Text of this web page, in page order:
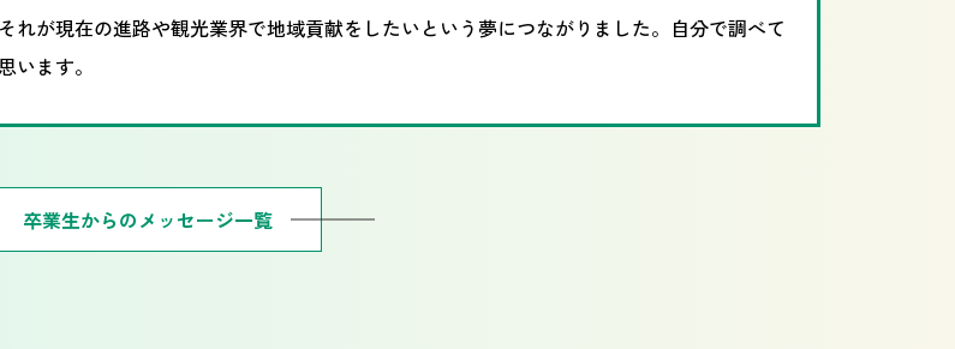
が現在の進路や観光業界で地域貢献をしたいという夢につながりました。自分で調べて
ます。
卒業生からのメッセージ一覧